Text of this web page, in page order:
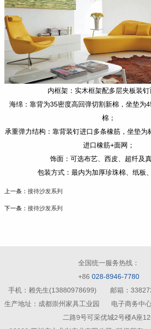
内框架：实木框架配多层夹板装钉
海绵：靠背为35密度高回弹切割新棉，坐垫为
棉；
承重弹力结构：靠背装钉进口多条橡筋，坐垫为
进口橡筋+面网；
饰面：可选布艺、西皮、超纤及
包装方式：最内为加厚珍珠棉、纸板
上一条： 接待沙发系列
下一条： 接待沙发系列
全国统一服务热线：
+86 028-8946-7780
手机：赖先生(13880978699) 邮箱：
生产地址：成都崇州家具工业园 电子商务中
二路9号可采优城2号楼A座